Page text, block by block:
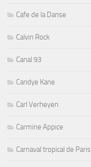
Cafe de la Danse
Calvin Rock
Canal 93
Candye Kane
Carl Verheyen
Carmine Appice
Carnaval tropical de Paris